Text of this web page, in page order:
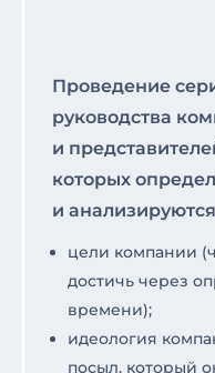
Проведение
руководства
и
которых
и
цели компании
достичь через
времени);
идеология
посыл, который